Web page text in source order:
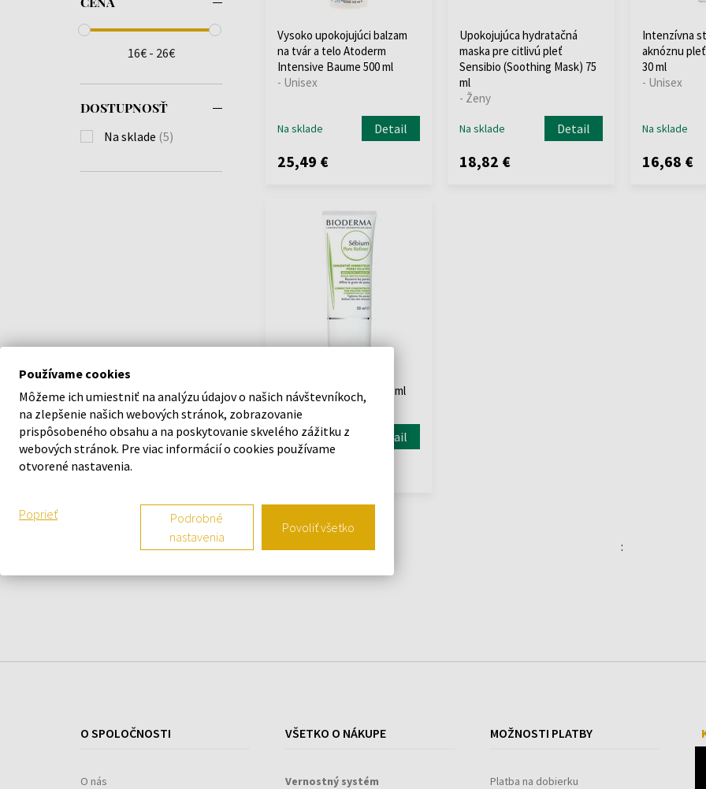
16€ - 26€
DOSTUPNOSŤ
Na sklade (5)
Vysoko upokojujúci balzam
na tvár a telo Atoderm
Intensive Baume 500 ml
- Unisex
Na sklade Detail
25,49 €
Upokojujúca hydratačná
maska ​​pre citlivú pleť
Sensibio (Soothing Mask) 75
ml
- Ženy
Na sklade Detail
18,82 €
Intenzívna
aknóznu
30 ml
- Unisex
Na sklade
16,68 €
Sébium Pore Refiner 30 ml
- Ženy
Na sklade Detail
:
O SPOLOČNOSTI
O nás
VŠETKO O NÁKUPE
Vernostný systém
MOŽNOSTI PLATBY
Platba na dobierku
Používame cookies
Môžeme ich umiestniť na analýzu údajov o našich návštevníkoch,
na zlepšenie našich webových stránok, zobrazovanie
prispôsobeného obsahu a na poskytovanie skvelého zážitku z
webových stránok. Pre viac informácií o cookies používame
otvorené nastavenia.
Poprieť
Podrobné
nastavenia
Povoliť všetko